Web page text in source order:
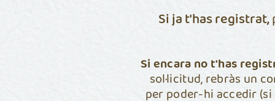
Si ja t'has registrat,
Si encara no t'has
sol·licitud, rebràs un
per poder-hi accedir